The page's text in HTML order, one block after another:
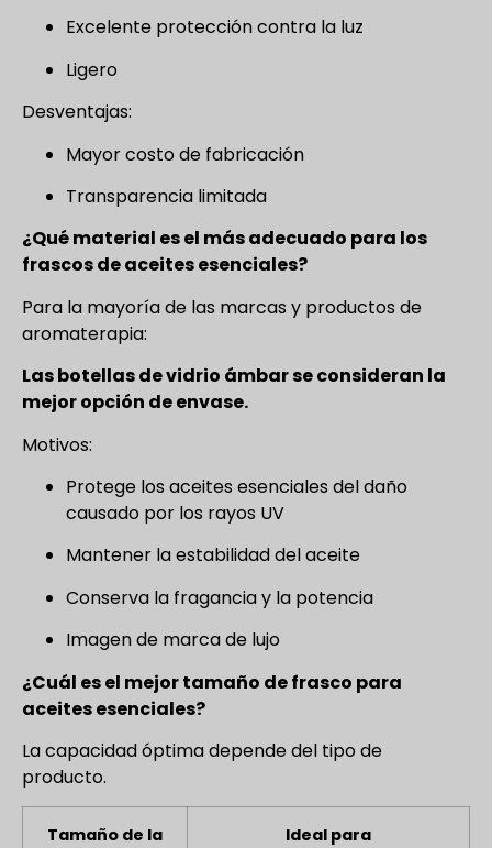
Excelente protección contra la luz
Ligero
Desventajas:
Mayor costo de fabricación
Transparencia limitada
¿Qué material es el más adecuado para los
frascos de aceites esenciales?
Para la mayoría de las marcas y productos de
aromaterapia:
Las botellas de vidrio ámbar se consideran la
mejor opción de envase.
Motivos:
Protege los aceites esenciales del daño
causado por los rayos UV
Mantener la estabilidad del aceite
Conserva la fragancia y la potencia
Imagen de marca de lujo
¿Cuál es el mejor tamaño de frasco para
aceites esenciales?
La capacidad óptima depende del tipo de
producto.
Tamaño de la
Ideal para